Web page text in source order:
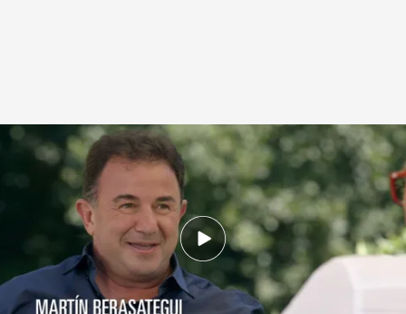
cuatro.com
26 OCT 2014 - 22:56h.
Donostiarra, 64 años, dirige 10 restaurantes, tiene